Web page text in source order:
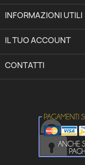
INFORMAZIONI UTILI
IL TUO ACCOUNT
CONTATTI